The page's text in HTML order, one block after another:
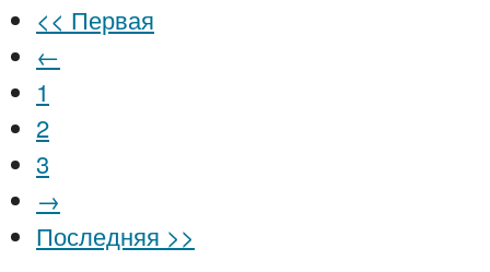
<< Первая
←
1
2
3
→
Последняя >>